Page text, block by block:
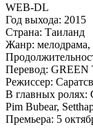
WEB-DL
Год выхода: 2015
Страна: Таиланд
Жанр: мелодрама,
Перевод: GREEN
Режиссер:
В главных ролях:
Pim Bubear,
Премьера: 5